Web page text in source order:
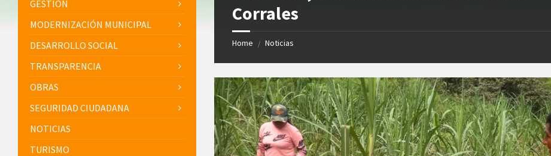
Corrales
Home / Noticias
GESTIÓN
MODERNIZACIÓN MUNICIPAL
DESARROLLO SOCIAL
TRANSPARENCIA
OBRAS
SEGURIDAD CIUDADANA
NOTICIAS
TURISMO